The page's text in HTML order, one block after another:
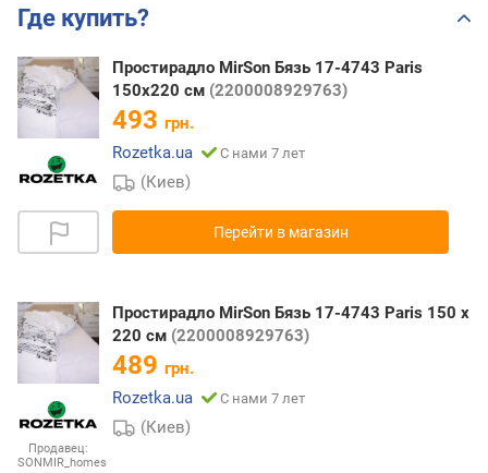
Где купить?
Простирадло MirSon Бязь 17-4743 Paris
150х220 см (2200008929763)
493 грн.
Rozetka.ua
С нами 7 лет
(Киев)
Перейти в магазин
Продавец:
SONMIR_homes
Простирадло MirSon Бязь 17-4743 Paris 150 х
220 см (2200008929763)
489 грн.
Rozetka.ua
С нами 7 лет
(Киев)